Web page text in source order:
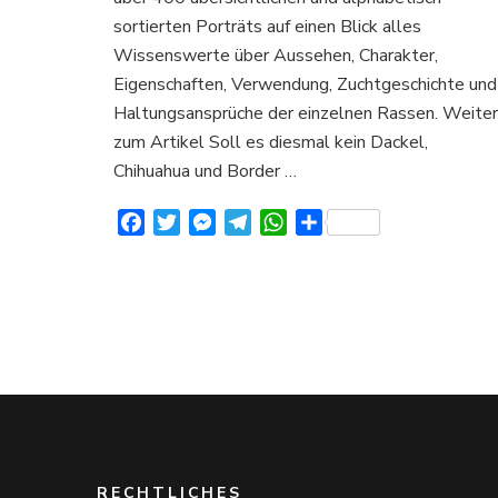
Aussehen
Charakter
und
Verhalten
sortierten Porträts auf einen Blick alles
Wissenswerte über Aussehen, Charakter,
Eigenschaften, Verwendung, Zuchtgeschichte und
Haltungsansprüche der einzelnen Rassen. Weiter
zum Artikel Soll es diesmal kein Dackel,
Chihuahua und Border …
FacebookTwitterMessenger
TelegramWhatsApp
Teilen
RECHTLICHES